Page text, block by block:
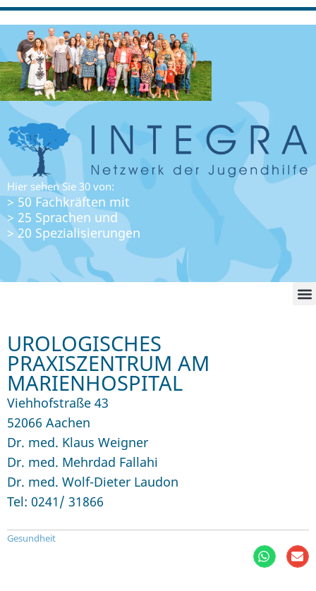
Hier sehen Sie 30 von:
> 50 Fachkräften mit
> 25 Sprachen und
> 20 Spezialisierungen
UROLOGISCHES
PRAXISZENTRUM AM
MARIENHOSPITAL
Viehhofstraße 43
52066 Aachen
Dr. med. Klaus Weigner
Dr. med. Mehrdad Fallahi
Dr. med. Wolf-Dieter Laudon
Tel: 0241/ 31866
Gesundheit